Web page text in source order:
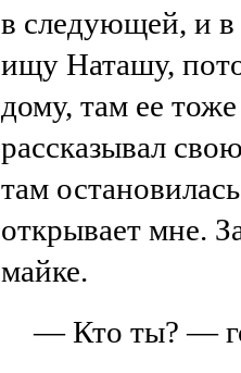
в следующей, и в
ищу Наташу,
дому, там ее
рассказывал
там
открывает мне.
майке.
— Кто ты? —